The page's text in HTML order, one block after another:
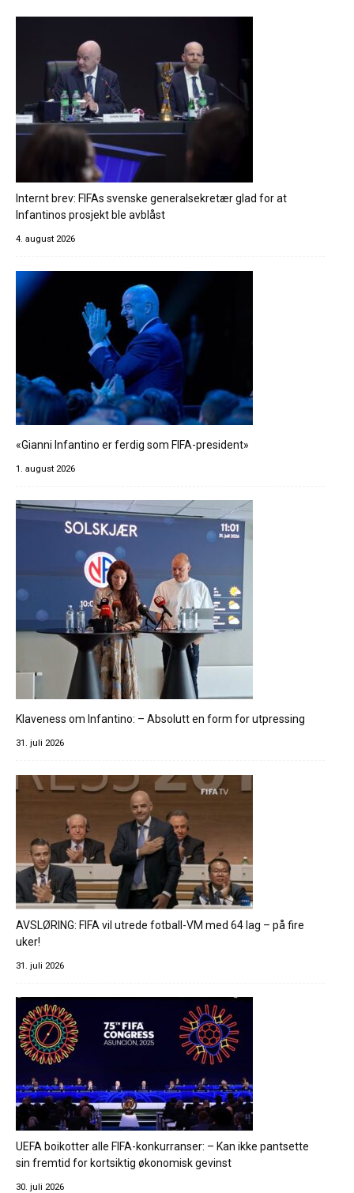
Internt brev: FIFAs svenske generalsekretær glad for at
Infantinos prosjekt ble avblåst
4. august 2026
«Gianni Infantino er ferdig som FIFA-president»
1. august 2026
Klaveness om Infantino: – Absolutt en form for utpressing
31. juli 2026
AVSLØRING: FIFA vil utrede fotball-VM med 64 lag – på fire
uker!
31. juli 2026
UEFA boikotter alle FIFA-konkurranser: – Kan ikke pantsette
sin fremtid for kortsiktig økonomisk gevinst
30. juli 2026